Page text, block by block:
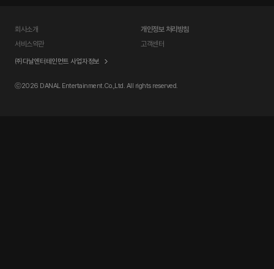
회사소개
개인정보 처리방침
서비스약관
고객센터
㈜다날엔터테인먼트 사업자정보
ⓒ2026 DANAL Entertainment.Co.,Ltd. All rights reserved.